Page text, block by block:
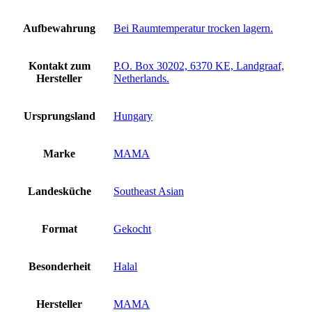
Aufbewahrung ‎Bei Raumtemperatur trocken lagern.
Kontakt zum
Hersteller
‎P.O. Box 30202, 6370 KE, Landgraaf,
Netherlands.
Ursprungsland ‎Hungary
Marke ‎MAMA
Landesküche ‎Southeast Asian
Format ‎Gekocht
Besonderheit ‎Halal
Hersteller ‎MAMA